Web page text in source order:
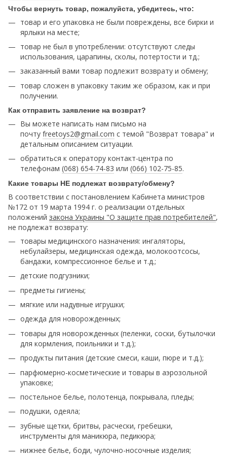
Чтобы вернуть товар, пожалуйста, убедитесь, что:
товар и его упаковка не были повреждены, все бирки и
ярлыки на месте;
товар не был в употреблении: отсутствуют следы
использования, царапины, сколы, потертости и тд.;
заказанный вами товар подлежит возврату и обмену;
товар сложен в упаковку таким же образом, как и при
получении.
Как отправить заявление на возврат?
Вы можете написать нам письмо на
почту freetoys2@gmail.com c темой "Возврат товара" и
детальным описанием ситуации.
обратиться к оператору контакт-центра по
телефонам (068) 654-74-83 или (066) 102-75-85.
Какие товары НЕ подлежат возврату/обмену?
В соответствии с постановлением Кабинета министров
№172 от 19 марта 1994 г. о реализации отдельных
положений закона Украины "О защите прав потребителей",
не подлежат возврату:
товары медицинского назначения: ингаляторы,
небулайзеры, медицинская одежда, молокоотсосы,
бандажи, компрессионное белье и т.д.;
детские подгузники;
предметы гигиены;
мягкие или надувные игрушки;
одежда для новорожденных;
товары для новорожденных (пеленки, соски, бутылочки
для кормления, поильники и т.д.);
продукты питания (детские смеси, каши, пюре и т.д.);
парфюмерно-косметические и товары в аэрозольной
упаковке;
постельное белье, полотенца, покрывала, пледы;
подушки, одеяла;
зубные щетки, бритвы, расчески, гребешки,
инструменты для маникюра, педикюра;
нижнее белье, боди, чулочно-носочные изделия;